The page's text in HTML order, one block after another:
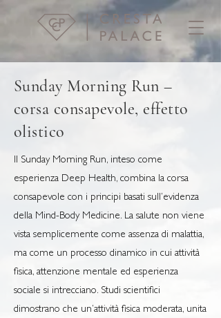
Sunday Morning Run –
corsa consapevole, effetto
olistico
Il Sunday Morning Run, inteso come
esperienza Deep Health, combina la corsa
consapevole con i principi basati sull’evidenza
della Mind-Body Medicine. La salute non viene
vista semplicemente come assenza di malattia,
ma come un processo dinamico in cui attività
fisica, attenzione mentale ed esperienza
sociale si intrecciano. Studi scientifici
dimostrano che un’attività fisica moderata, unita